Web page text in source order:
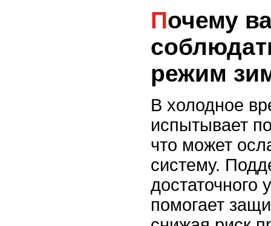
Почему важно
режим
В холодное
испытывает
что может
систему.
достаточного
помогает